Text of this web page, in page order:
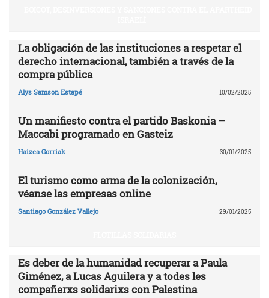
La obligación de las instituciones a respetar el
derecho internacional, también a través de la
compra pública
Alys Samson Estapé 10/02/2025
Un manifiesto contra el partido Baskonia –
Maccabi programado en Gasteiz
Haizea Gorriak 30/01/2025
El turismo como arma de la colonización,
véanse las empresas online
Santiago González Vallejo 29/01/2025
Es deber de la humanidad recuperar a Paula
Giménez, a Lucas Aguilera y a todes les
compañerxs solidarixs con Palestina